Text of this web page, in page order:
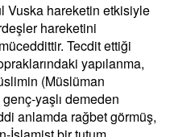
Vuska hareketin etkisiyle
hareketini
Tecdit ettiği
yapılanma,
(Müslüman
yaşlı demeden
anlamda rağbet görmüş,